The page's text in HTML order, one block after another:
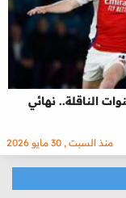
اليوم السبت 30-5-2026 والقنوات الناقلة.. نهائي
منذ السبت , 30 مايو 2026